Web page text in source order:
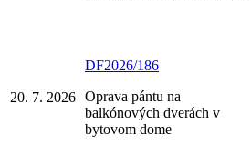
20. 7. 2026
DF2026/186
Oprava pántu na
balkónových dverách v
bytovom dome